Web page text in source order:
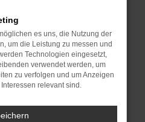
dem neuesten Stand
nicht nur ein
kann auch dazu
Funktionen nicht mehr
Webseitenbetreiber.
Schritte versucht
es uns, die Nutzung der
um die Leistung zu messen und
Technologien eingesetzt,
verwendet werden, um
zu verfolgen und um Anzeigen
relevant sind.